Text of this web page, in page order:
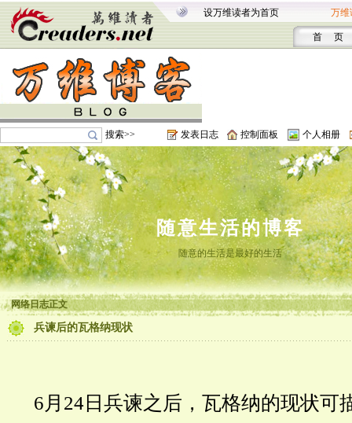
设万维读者为首页 万维
首 页
搜索>> 发表日志 控制面板 个人相册
随意生活的博客
随意的生活是最好的生活
网络日志正文
兵谏后的瓦格纳现状
6 月 24日兵谏之后，瓦格纳的现状可